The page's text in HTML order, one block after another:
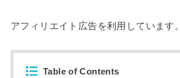
アフィリエイト広告を利用しています。
Table of Contents